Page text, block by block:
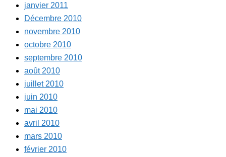
janvier 2011
Décembre 2010
novembre 2010
octobre 2010
septembre 2010
août 2010
juillet 2010
juin 2010
mai 2010
avril 2010
mars 2010
février 2010